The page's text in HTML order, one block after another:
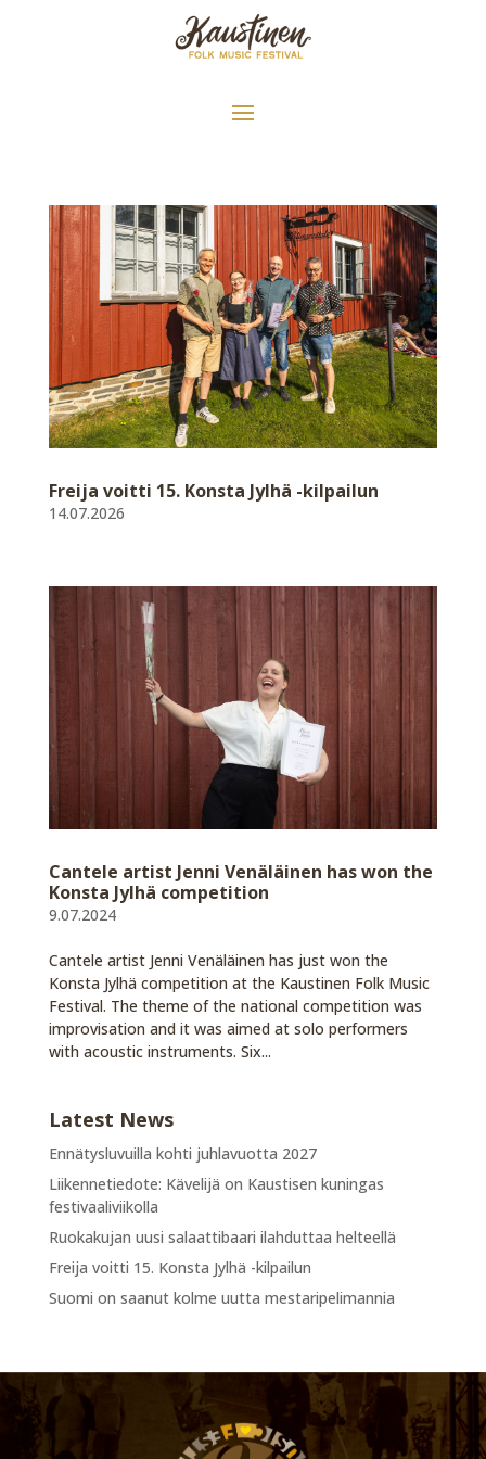
Freija voitti 15. Konsta Jylhä -kilpailun
14.07.2026
Cantele artist Jenni Venäläinen has won the
Konsta Jylhä competition
9.07.2024
Cantele artist Jenni Venäläinen has just won the
Konsta Jylhä competition at the Kaustinen Folk Music
Festival. The theme of the national competition was
improvisation and it was aimed at solo performers
with acoustic instruments. Six...
Latest News
Ennätysluvuilla kohti juhlavuotta 2027
Liikennetiedote: Kävelijä on Kaustisen kuningas
festivaaliviikolla
Ruokakujan uusi salaattibaari ilahduttaa helteellä
Freija voitti 15. Konsta Jylhä -kilpailun
Suomi on saanut kolme uutta mestaripelimannia